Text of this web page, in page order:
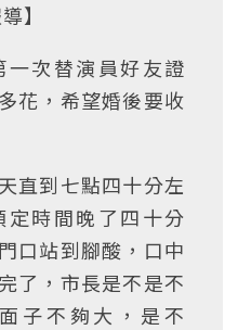
】
一次替演員好友證
花，希望婚後要收
直到七點四十分左
時間晚了四十分
口站到腳酸，口中
了，市長是不是不
子不夠大，是不